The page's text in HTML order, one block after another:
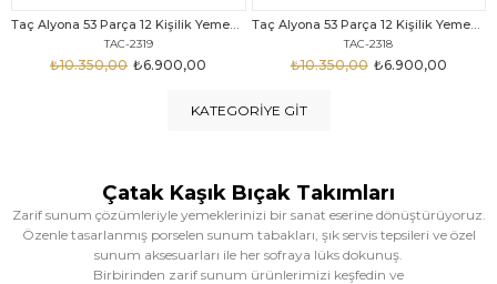
Taç Alyona 53 Parça 12 Kişilik Yemek Takımı Gold
TAC-2318
₺6.900,00
₺10.350,00
Taç Eliza Alyona 53 Parça 12 Kişilik Yemek Takımı Platin
TAC-2316
₺9.499,00
₺12.669,00
KATEGORIYE GIT
Çatak Kaşık Bıçak Takımları
Zarif sunum çözümleriyle yemeklerinizi bir sanat eserine dönüştürüyoruz.
Özenle tasarlanmış porselen sunum tabakları, şık servis tepsileri ve özel
sunum aksesuarları ile her sofraya lüks dokunuş.
Birbirinden zarif sunum ürünlerimizi keşfedin ve